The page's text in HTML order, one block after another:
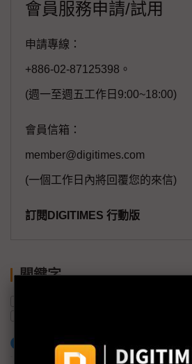
會員服務申請/試用
申請專線：
+886-02-87125398。
(週一至週五工作日9:00~18:00)
會員信箱：
member@digitimes.com
(一個工作日內將回覆您的來信)
訂閱DIGITIMES 行動版
關鍵字
加入已選取到「關鍵字追蹤」